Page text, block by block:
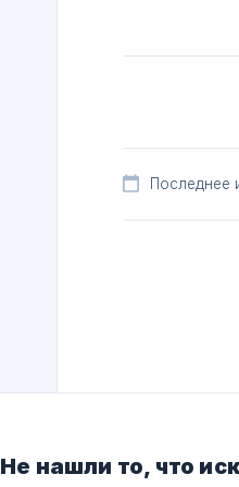
Последнее
Не нашли то, что